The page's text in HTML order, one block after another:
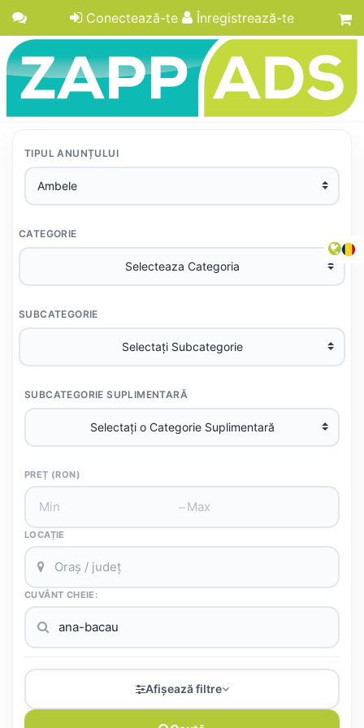
Conectează-te Înregistrează-te
TIPUL ANUNȚULUI
CATEGORIE
SUBCATEGORIE
SUBCATEGORIE SUPLIMENTARĂ
PREȚ (RON)
–
LOCAȚIE
CUVÂNT CHEIE:
Afișează filtre